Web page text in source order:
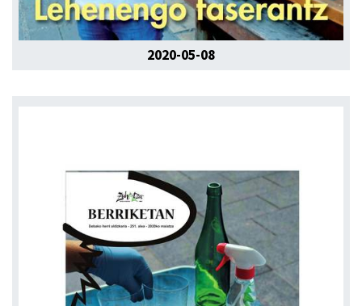
2020-05-08